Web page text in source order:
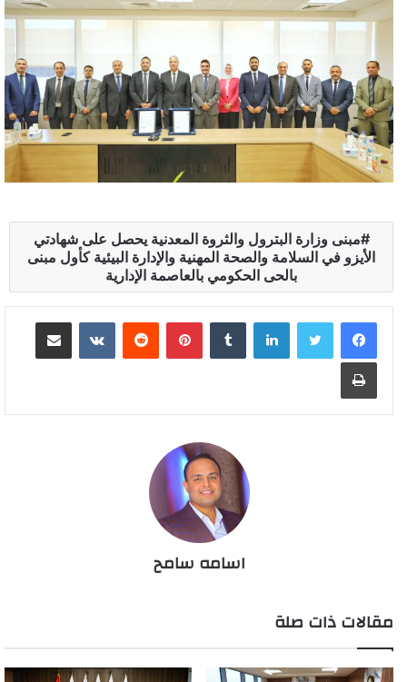
مبنى وزارة البترول والثروة المعدنية يحصل على شهادتي
الأيزو في السلامة والصحة المهنية والإدارة البيئية كأول مبنى
بالحى الحكومي بالعاصمة الإدارية
لينكدإن بينتيريست مشاركة عبر البريد
طباعة
اسامه سامح
مقالات ذات صلة